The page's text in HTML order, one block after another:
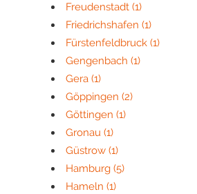
Freudenstadt (1)
Friedrichshafen (1)
Fürstenfeldbruck (1)
Gengenbach (1)
Gera (1)
Göppingen (2)
Göttingen (1)
Gronau (1)
Güstrow (1)
Hamburg (5)
Hameln (1)